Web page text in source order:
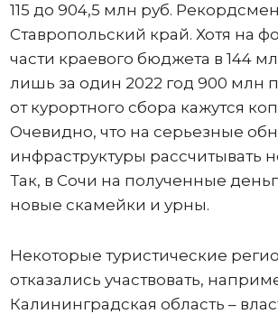
115 до 904,5 млн руб.
Ставропольский край. Хотя на
части краевого бюджета в 144
лишь за один 2022 год 900 млн
от курортного сбора кажутся
Очевидно, что на серьезные
инфраструктуры рассчитывать
Так, в Сочи на полученные
новые скамейки и урны.
Некоторые туристические
отказались участвовать,
Калининградская область –